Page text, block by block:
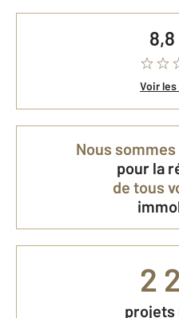
Voir les
Nous
pour la
de tous
2
projets